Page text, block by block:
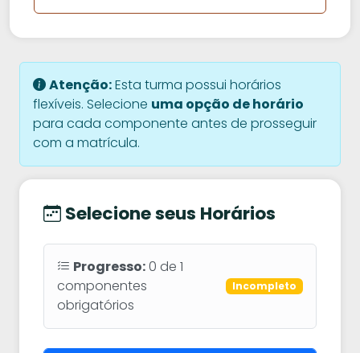
Atenção:Esta turma possui horários
flexíveis. Selecione uma opção de horário
para cada componente antes de prosseguir
com a matrícula.
Selecione seus Horários
Progresso:0 de 1
componentes
obrigatórios
Incompleto